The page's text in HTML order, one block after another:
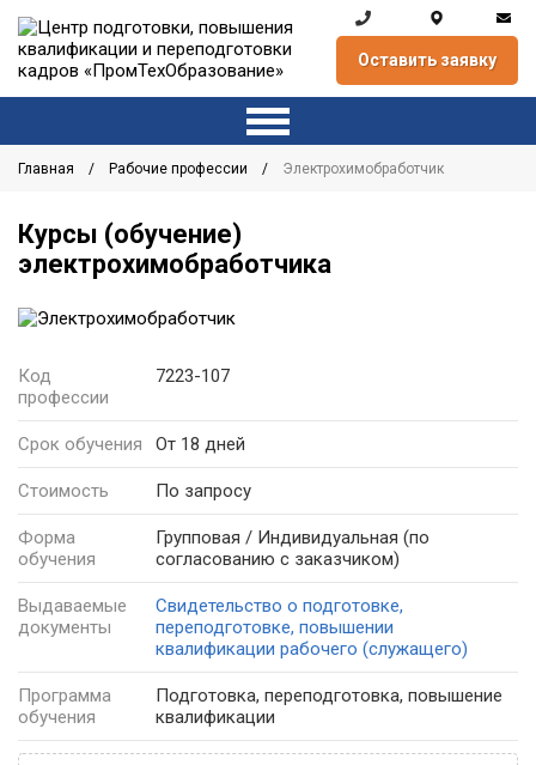
Оставить заявку
Главная Рабочие профессии Электрохимобработчик
Курсы (обучение)
электрохимобработчика
Код
профессии
7223-107
Срок обучения От 18 дней
Стоимость По запросу
Форма
обучения
Групповая / Индивидуальная (по
согласованию с заказчиком)
Выдаваемые
документы
Свидетельство о подготовке,
переподготовке, повышении
квалификации рабочего (служащего)
Программа
обучения
Подготовка, переподготовка, повышение
квалификации